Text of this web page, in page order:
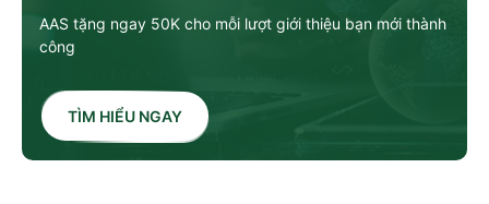
AAS tặng ngay 50K cho mỗi lượt giới thiệu bạn mới thành
công
TÌM HIỂU NGAY